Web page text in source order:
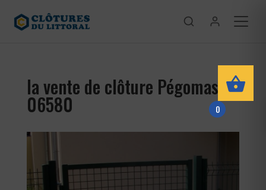
la vente de clôture Pégomas
06580 0